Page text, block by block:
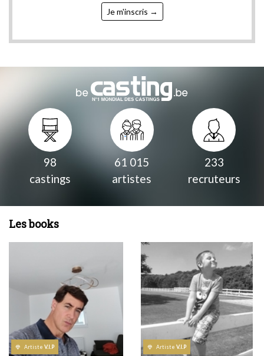
Je m'inscris
98
castings
61 015
artistes
233
recruteurs
Les books
Artiste V.I.P Artiste V.I.P